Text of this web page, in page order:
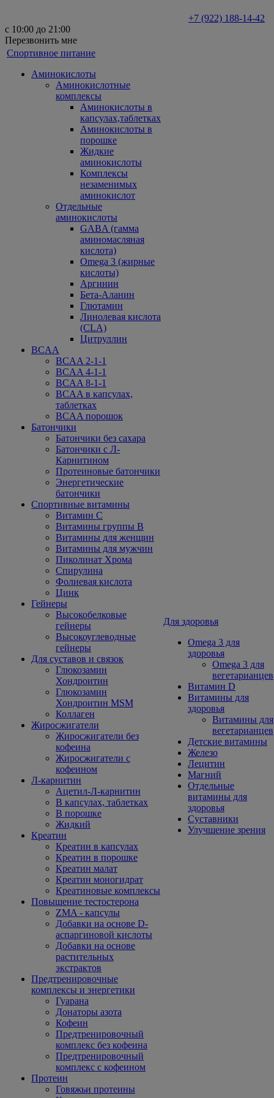
+7 (922) 188-14-42
с 10:00 до 21:00
Перезвонить мне
Спортивное питание
Аминокислоты
Аминокислотные
комплексы
Аминокислоты в
капсулах,таблетках
Аминокислоты в
порошке
Жидкие
аминокислоты
Комплексы
незаменимых
аминокислот
Отдельные
аминокислоты
GABA (гамма
аминомасляная
кислота)
Omega 3 (жирные
кислоты)
Аргинин
Бета-Аланин
Глютамин
Линолевая кислота
(CLA)
Цитруллин
BCAA
BCAA 2-1-1
BCAA 4-1-1
BCAA 8-1-1
BCAA в капсулах,
таблетках
BCAA порошок
Батончики
Батончики без сахара
Батончики с Л-
Карнитином
Протеиновые батончики
Энергетические
батончики
Спортивные витамины
Витамин С
Витамины группы В
Витамины для женщин
Витамины для мужчин
Пиколинат Хрома
Спирулина
Фолиевая кислота
Цинк
Гейнеры
Высокобелковые
гейнеры
Высокоуглеводные
гейнеры
Для суставов и связок
Глюкозамин
Хондроитин
Глюкозамин
Хондроитин MSM
Коллаген
Жиросжигатели
Жиросжигатели без
кофеина
Жиросжигатели с
кофеином
Л-карнитин
Ацетил-Л-карнитин
В капсулах, таблетках
В порошке
Жидкий
Креатин
Креатин в капсулах
Креатин в порошке
Креатин малат
Креатин моногидрат
Креатиновые комплексы
Повышение тестостерона
ZMA - капсулы
Добавки на основе D-
аспаргиновой кислоты
Добавки на основе
растительных
экстрактов
Предтренировочные
комплексы и энергетики
Гуарана
Донаторы азота
Кофеин
Предтренировочный
комплекс без кофеина
Предтренировочный
комплекс с кофеином
Протеин
Говяжьи протеины
Для здоровья
Omega 3 для
здоровья
Omega 3 для
вегетарианцев
Витамин D
Витамины для
здоровья
Витамины для
вегетарианцев
Детские витамины
Железо
Лецитин
Магний
Отдельные
витамины для
здоровья
Суставники
Улучшение зрения